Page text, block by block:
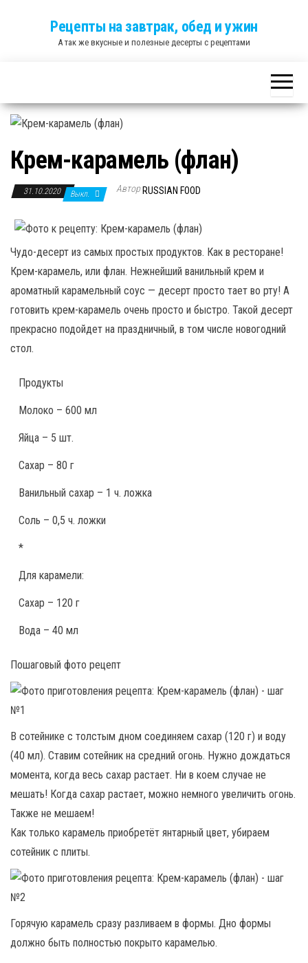
Рецепты на завтрак, обед и ужин
А так же вкусные и полезные десерты с рецептами
Крем-карамель (флан)
31.10.2020 Выкл. Автор RUSSIAN FOOD
Чудо-десерт из самых простых продуктов. Как в ресторане!
Крем-карамель, или флан. Нежнейший ванильный крем и
ароматный карамельный соус — десерт просто тает во рту! А
готовить крем-карамель очень просто и быстро. Такой десерт
прекрасно подойдет на праздничный, в том числе новогодний
стол.
Продукты
Молоко – 600 мл
Яйца – 5 шт.
Сахар – 80 г
Ванильный сахар – 1 ч. ложка
Соль – 0,5 ч. ложки
*
Для карамели:
Сахар – 120 г
Вода – 40 мл
Пошаговый фото рецепт
В сотейнике с толстым дном соединяем сахар (120 г) и воду
(40 мл). Ставим сотейник на средний огонь. Нужно дождаться
момента, когда весь сахар растает. Ни в коем случае не
мешать! Когда сахар растает, можно немного увеличить огонь.
Также не мешаем!
Как только карамель приобретёт янтарный цвет, убираем
сотейник с плиты.
Горячую карамель сразу разливаем в формы. Дно формы
должно быть полностью покрыто карамелью.